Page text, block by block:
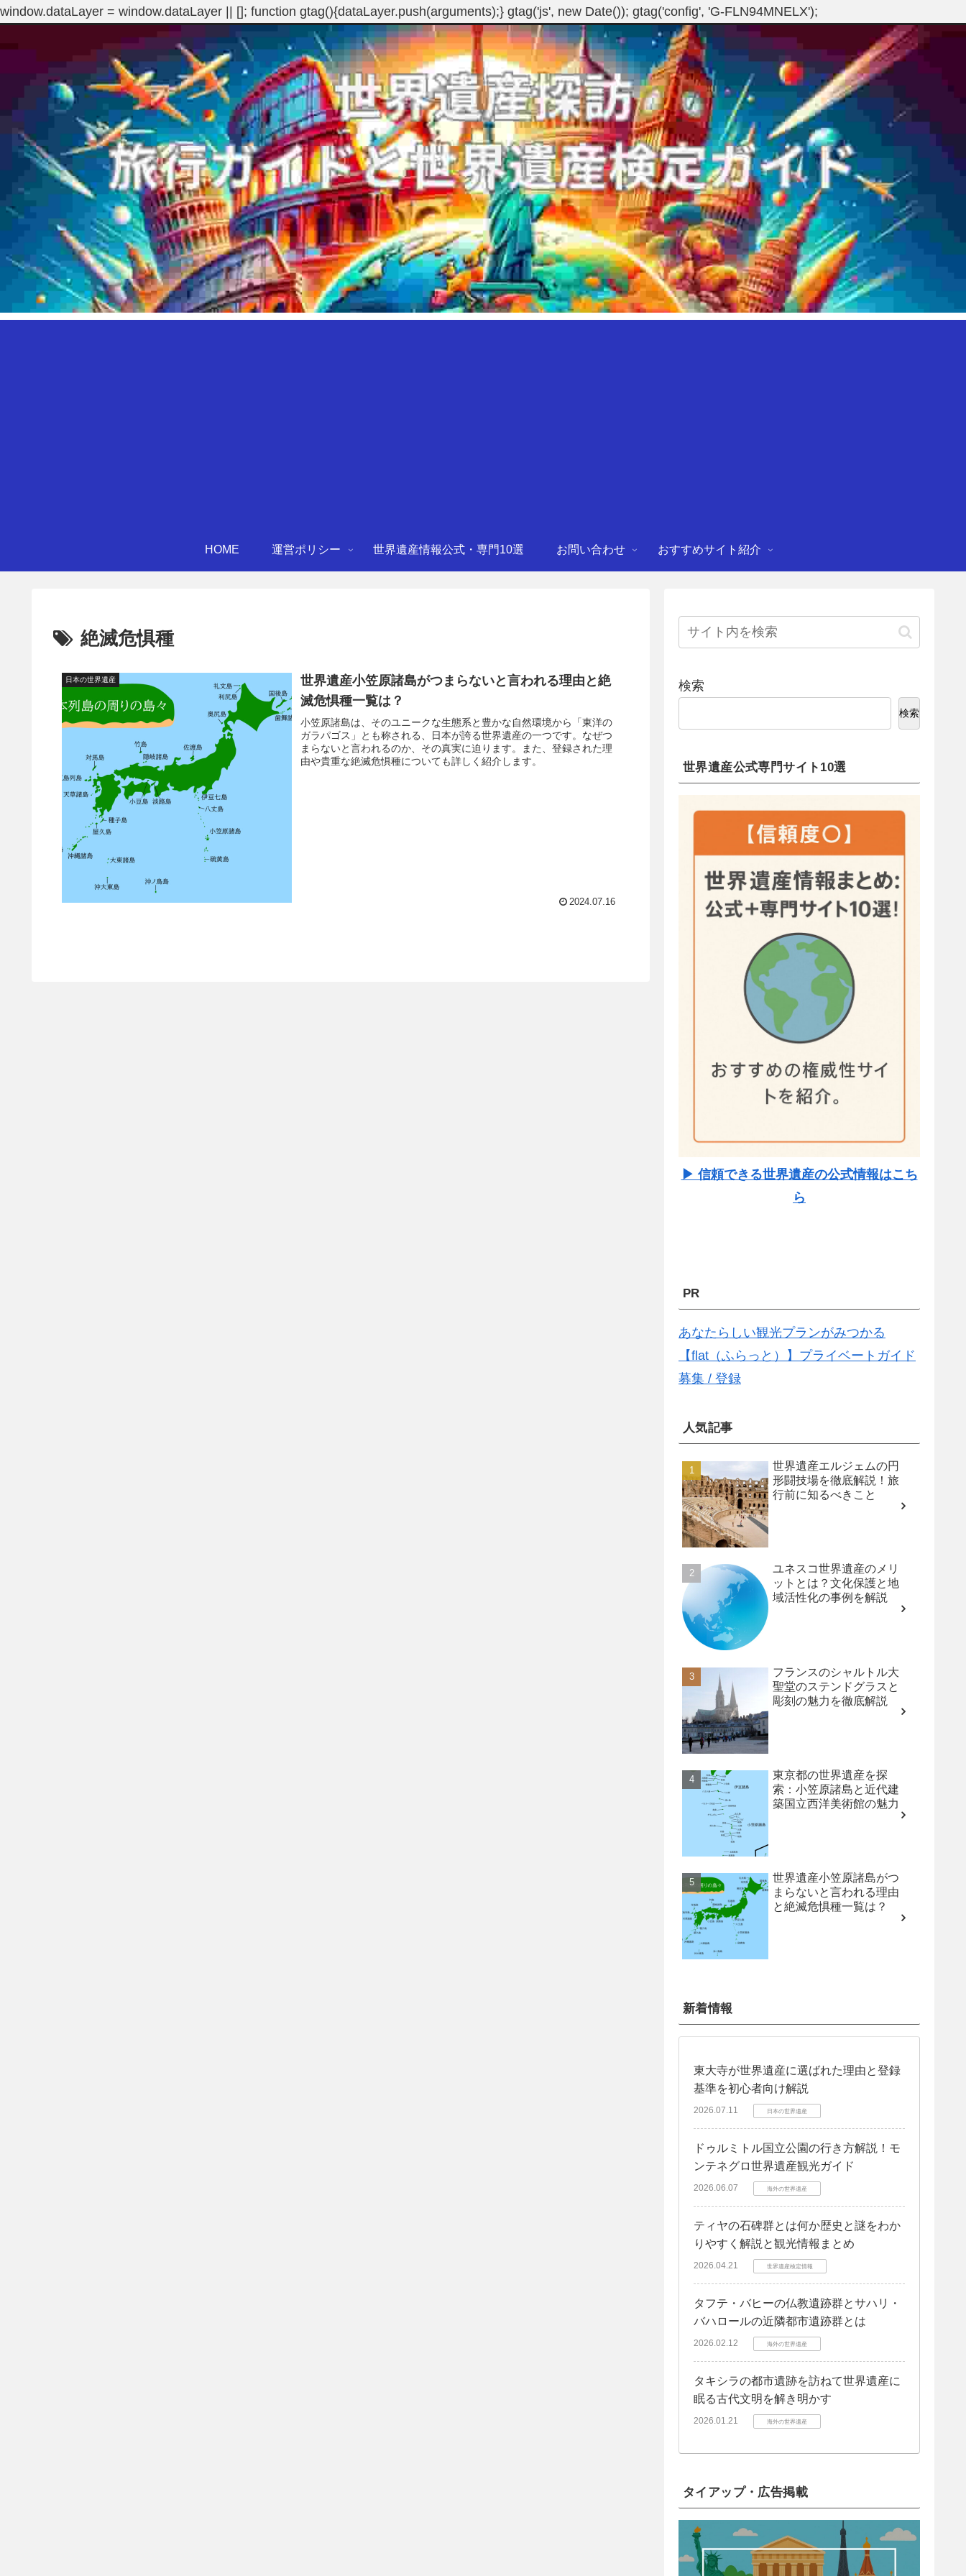
window.dataLayer = window.dataLayer || []; function gtag(){dataLayer.push(arguments);} gtag('js', new Date()); gtag('config', 'G-FLN94MNELX');
HOME 運営ポリシー 世界遺産情報公式・専門10選 お問い合わせ おすすめサイト紹介
絶滅危惧種
日本の世界遺産
世界遺産小笠原諸島がつまらないと言われる理由と絶
滅危惧種一覧は？
小笠原諸島は、そのユニークな生態系と豊かな自然環境から「東洋の
ガラパゴス」とも称される、日本が誇る世界遺産の一つです。なぜつ
まらないと言われるのか、その真実に迫ります。また、登録された理
由や貴重な絶滅危惧種についても詳しく紹介します。
2024.07.16
検索
検索
世界遺産公式専門サイト10選
▶ 信頼できる世界遺産の公式情報はこち
ら
PR
あなたらしい観光プランがみつかる
【flat（ふらっと）】プライベートガイド
募集 / 登録
人気記事
世界遺産エルジェムの円
形闘技場を徹底解説！旅
行前に知るべきこと
ユネスコ世界遺産のメリ
ットとは？文化保護と地
域活性化の事例を解説
フランスのシャルトル大
聖堂のステンドグラスと
彫刻の魅力を徹底解説
東京都の世界遺産を探
索：小笠原諸島と近代建
築国立西洋美術館の魅力
世界遺産小笠原諸島がつ
まらないと言われる理由
と絶滅危惧種一覧は？
新着情報
東大寺が世界遺産に選ばれた理由と登録
基準を初心者向け解説
2026.07.11 日本の世界遺産
ドゥルミトル国立公園の行き方解説！モ
ンテネグロ世界遺産観光ガイド
2026.06.07 海外の世界遺産
ティヤの石碑群とは何か歴史と謎をわか
りやすく解説と観光情報まとめ
2026.04.21 世界遺産検定情報
タフテ・バヒーの仏教遺跡群とサハリ・
バハロールの近隣都市遺跡群とは
2026.02.12 海外の世界遺産
タキシラの都市遺跡を訪ねて世界遺産に
眠る古代文明を解き明かす
2026.01.21 海外の世界遺産
タイアップ・広告掲載